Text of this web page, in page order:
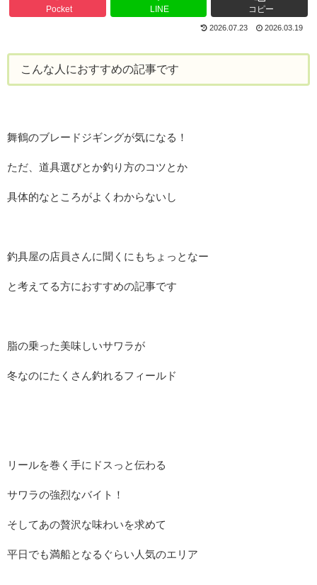
Pocket LINE コピー
2026.07.23 2026.03.19
こんな人におすすめの記事です
舞鶴のブレードジギングが気になる！
ただ、道具選びとか釣り方のコツとか
具体的なところがよくわからないし
釣具屋の店員さんに聞くにもちょっとなー
と考えてる方におすすめの記事です
脂の乗った美味しいサワラが
冬なのにたくさん釣れるフィールド
リールを巻く手にドスっと伝わる
サワラの強烈なバイト！
そしてあの贅沢な味わいを求めて
平日でも満船となるぐらい人気のエリア